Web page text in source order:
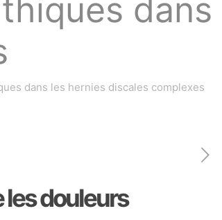
dans
dans les hernies discales complexes
les douleurs